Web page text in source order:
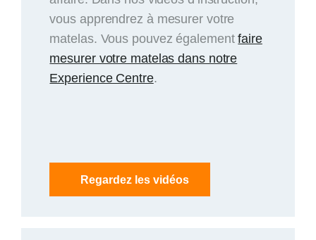
vous apprendrez à mesurer votre
matelas. Vous pouvez égalementfaire
mesurer votre matelas dans notre
Experience Centre.
Regardez les vidéos